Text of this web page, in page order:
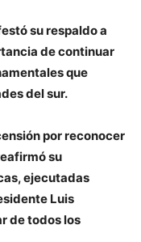
su respaldo a
de continuar
que
del sur.
por reconocer
su
ejecutadas
Luis
de todos los